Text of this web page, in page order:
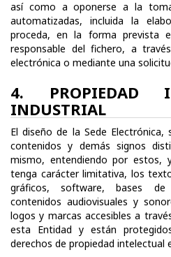
así como a oponerse a la
automatizadas, incluida la
proceda, en la forma prevista
responsable del fichero, a
electrónica o mediante una
4. PROPIEDAD
INDUSTRIAL
El diseño de la Sede
contenidos y demás signos
mismo, entendiendo por estos,
tenga carácter limitativa, los
gráficos, software, bases
contenidos audiovisuales y
logos y marcas accesibles a
esta Entidad y están
derechos de propiedad intelectual